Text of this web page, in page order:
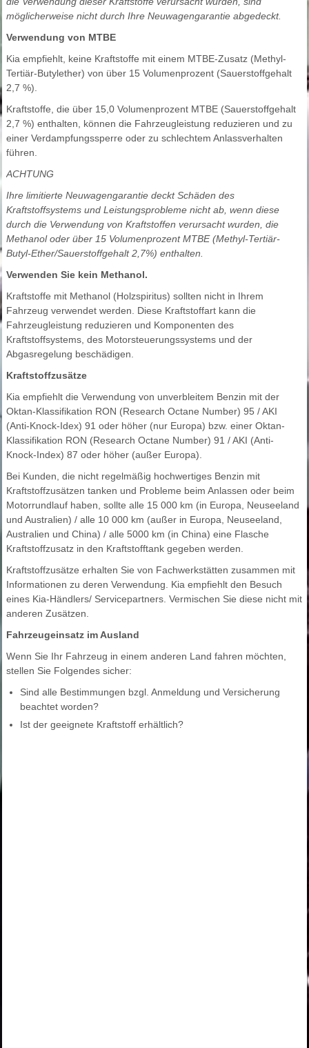
möglicherweise nicht durch Ihre Neuwagengarantie abgedeckt.
Verwendung von MTBE
Kia empfiehlt, keine Kraftstoffe mit einem MTBE-Zusatz (Methyl-
Tertiär-Butylether) von über 15 Volumenprozent (Sauerstoffgehalt
2,7 %).
Kraftstoffe, die über 15,0 Volumenprozent MTBE (Sauerstoffgehalt
2,7 %) enthalten, können die Fahrzeugleistung reduzieren und zu
einer Verdampfungssperre oder zu schlechtem Anlassverhalten
führen.
ACHTUNG
Ihre limitierte Neuwagengarantie deckt Schäden des
Kraftstoffsystems und Leistungsprobleme nicht ab, wenn diese
durch die Verwendung von Kraftstoffen verursacht wurden, die
Methanol oder über 15 Volumenprozent MTBE (Methyl-Tertiär-
Butyl-Ether/Sauerstoffgehalt 2,7%) enthalten.
Verwenden Sie kein Methanol.
Kraftstoffe mit Methanol (Holzspiritus) sollten nicht in Ihrem
Fahrzeug verwendet werden. Diese Kraftstoffart kann die
Fahrzeugleistung reduzieren und Komponenten des
Kraftstoffsystems, des Motorsteuerungssystems und der
Abgasregelung beschädigen.
Kraftstoffzusätze
Kia empfiehlt die Verwendung von unverbleitem Benzin mit der
Oktan-Klassifikation RON (Research Octane Number) 95 / AKI
(Anti-Knock-Idex) 91 oder höher (nur Europa) bzw. einer Oktan-
Klassifikation RON (Research Octane Number) 91 / AKI (Anti-
Knock-Index) 87 oder höher (außer Europa).
Bei Kunden, die nicht regelmäßig hochwertiges Benzin mit
Kraftstoffzusätzen tanken und Probleme beim Anlassen oder beim
Motorrundlauf haben, sollte alle 15 000 km (in Europa, Neuseeland
und Australien) / alle 10 000 km (außer in Europa, Neuseeland,
Australien und China) / alle 5000 km (in China) eine Flasche
Kraftstoffzusatz in den Kraftstofftank gegeben werden.
Kraftstoffzusätze erhalten Sie von Fachwerkstätten zusammen mit
Informationen zu deren Verwendung. Kia empfiehlt den Besuch
eines Kia-Händlers/ Servicepartners. Vermischen Sie diese nicht mit
anderen Zusätzen.
Fahrzeugeinsatz im Ausland
Wenn Sie Ihr Fahrzeug in einem anderen Land fahren möchten,
stellen Sie Folgendes sicher:
Sind alle Bestimmungen bzgl. Anmeldung und Versicherung
beachtet worden?
Ist der geeignete Kraftstoff erhältlich?